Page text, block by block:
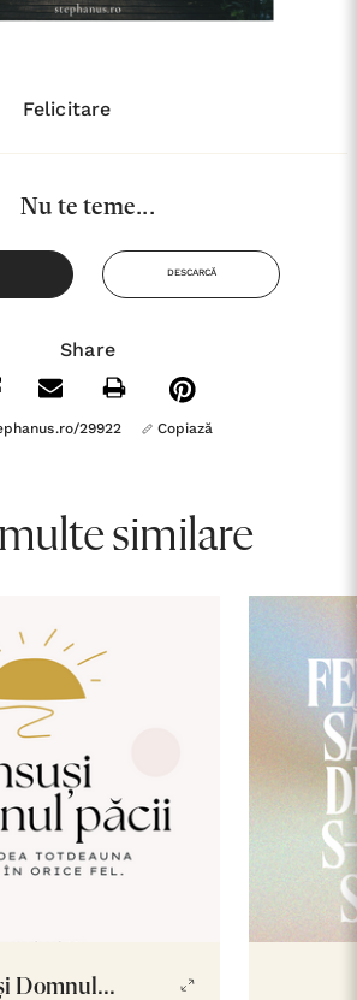
Felicitare
Nu te teme...
DESCARCĂ
Share
29922 Copiază
similare
Domnul...